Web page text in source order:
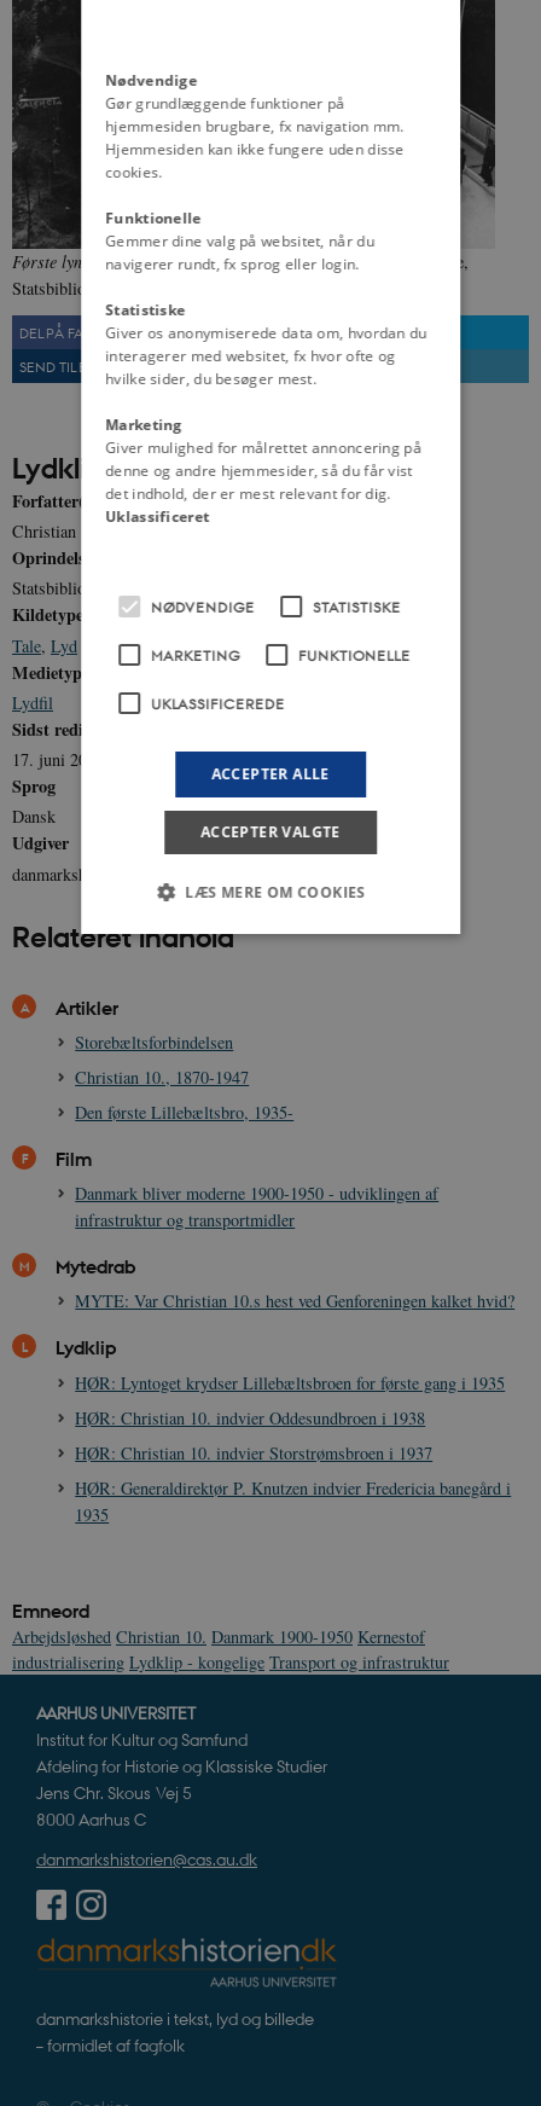
Første lyntog kører over Lillebæltsbroen.Fra: Dansk Lydhistorie,
Statsbiblioteket
DEL PÅ FACEBOOK
DEL PÅ TWITTER
SEND TIL EN VEN
UDSKRIV
Lydklip
Forfatter(e)
Christian 10
Oprindelse
Statsbiblioteket
Kildetype
Tale, Lyd
Medietype
Lydfil
Sidst redigeret
17. juni 2022
Sprog
Dansk
Udgiver
danmarkshistorien.dk
Relateret indhold
Artikler
Storebæltsforbindelsen
Christian 10., 1870-1947
Den første Lillebæltsbro, 1935-
Film
Danmark bliver moderne 1900-1950 - udviklingen af
infrastruktur og transportmidler
Mytedrab
MYTE: Var Christian 10.s hest ved Genforeningen kalket hvid?
Lydklip
HØR: Lyntoget krydser Lillebæltsbroen for første gang i 1935
HØR: Christian 10. indvier Oddesundbroen i 1938
HØR: Christian 10. indvier Storstrømsbroen i 1937
HØR: Generaldirektør P. Knutzen indvier Fredericia banegård i
1935
Emneord
Arbejdsløshed Christian 10. Danmark 1900-1950 Kernestof
industrialisering Lydklip - kongelige Transport og infrastruktur
AARHUS UNIVERSITET
Institut for Kultur og Samfund
Afdeling for Historie og Klassiske Studier
Jens Chr. Skous Vej 5
8000 Aarhus C
danmarkshistorien@cas.au.dk
danmarkshistorie i tekst, lyd og billede
– formidlet af fagfolk
Nødvendige
Gør grundlæggende funktioner på
hjemmesiden brugbare, fx navigation mm.
Hjemmesiden kan ikke fungere uden disse
cookies.
Funktionelle
Gemmer dine valg på websitet, når du
navigerer rundt, fx sprog eller login.
Statistiske
Giver os anonymiserede data om, hvordan du
interagerer med websitet, fx hvor ofte og
hvilke sider, du besøger mest.
Marketing
Giver mulighed for målrettet annoncering på
denne og andre hjemmesider, så du får vist
det indhold, der er mest relevant for dig.
Uklassificeret
NØDVENDIGE STATISTISKE
MARKETING FUNKTIONELLE
UKLASSIFICEREDE
ACCEPTER ALLE
ACCEPTER VALGTE
LÆS MERE OM COOKIES
hjemmesiden brugbar ved at aktivere nogle
Hjemmesiden kan ikke fungerer uden disse
TYPO3 Association
.danmarkshistorien.dk
sp_t
Spotify Inc.
.spotify.com
1 år
JSESSIONID
CookieScriptConsent